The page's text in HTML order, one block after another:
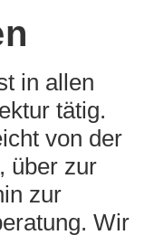
in allen
tätig.
von der
über zur
zur
Wir